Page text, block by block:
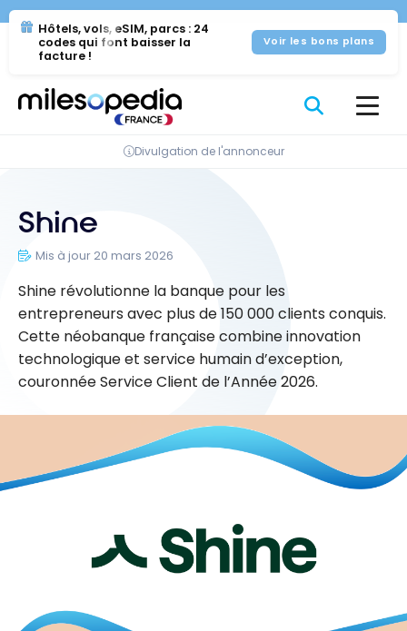
Panneau de gestion des cookies
Se
rendreHôtels, vols, eSIM, parcs : 24
codes qui font baisser la
facture !
Voir les bons plans
Divulgation de l'annonceur
Shine
Mis à jour 20 mars 2026
Shine révolutionne la banque pour les
entrepreneurs avec plus de 150 000 clients conquis.
Cette néobanque française combine innovation
technologique et service humain d’exception,
couronnée Service Client de l’Année 2026.